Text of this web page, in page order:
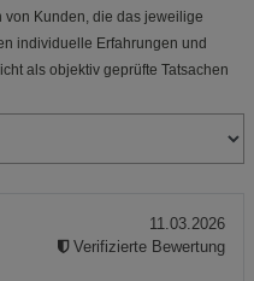
Kunden, die das jeweilige
individuelle Erfahrungen und
als objektiv geprüfte Tatsachen
11.03.2026
Verifizierte Bewertung